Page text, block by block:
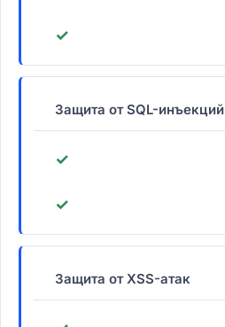
✓
Защита от SQL-инъекций
✓
✓
Защита от XSS-атак